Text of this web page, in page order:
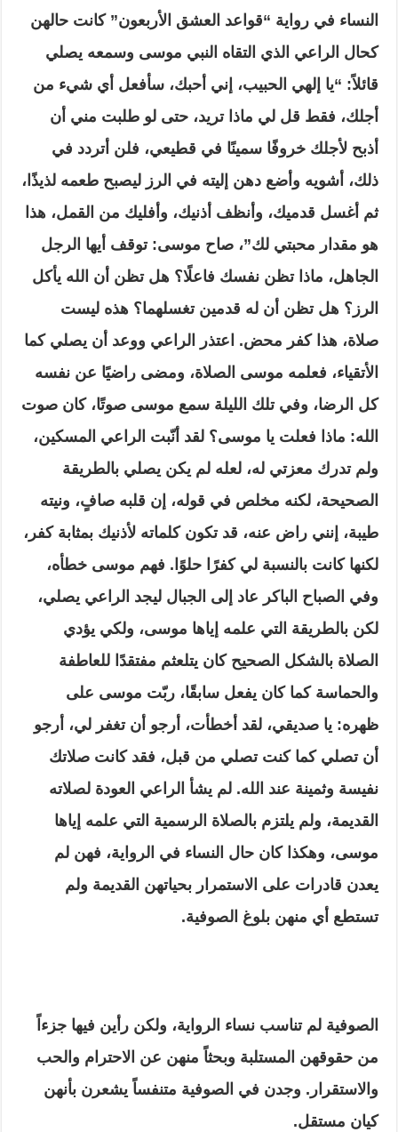
النساء في رواية “قواعد العشق الأربعون” كانت حالهن
كحال الراعي الذي التقاه النبي موسى وسمعه يصلي
قائلاً: “يا إلهي الحبيب، إني أحبك، سأفعل أي شيء من
أجلك، فقط قل لي ماذا تريد، حتى لو طلبت مني أن
أذبح لأجلك خروفًا سمينًا في قطيعي، فلن أتردد في
ذلك، أشويه وأضع دهن إليته في الرز ليصبح طعمه لذيذًا،
ثم أغسل قدميك، وأنظف أذنيك، وأفليك من القمل، هذا
هو مقدار محبتي لك”، صاح موسى: توقف أيها الرجل
الجاهل، ماذا تظن نفسك فاعلًا؟ هل تظن أن الله يأكل
الرز؟ هل تظن أن له قدمين تغسلهما؟ هذه ليست
صلاة، هذا كفر محض. اعتذر الراعي ووعد أن يصلي كما
الأتقياء، فعلمه موسى الصلاة، ومضى راضيًا عن نفسه
كل الرضا، وفي تلك الليلة سمع موسى صوتًا، كان صوت
الله: ماذا فعلت يا موسى؟ لقد أنّبت الراعي المسكين،
ولم تدرك معزتي له، لعله لم يكن يصلي بالطريقة
الصحيحة، لكنه مخلص في قوله، إن قلبه صافٍ، ونيته
طيبة، إنني راض عنه، قد تكون كلماته لأذنيك بمثابة كفر،
لكنها كانت بالنسبة لي كفرًا حلوًا. فهم موسى خطأه،
وفي الصباح الباكر عاد إلى الجبال ليجد الراعي يصلي،
لكن بالطريقة التي علمه إياها موسى، ولكي يؤدي
الصلاة بالشكل الصحيح كان يتلعثم مفتقدًا للعاطفة
والحماسة كما كان يفعل سابقًا، ربّت موسى على
ظهره: يا صديقي، لقد أخطأت، أرجو أن تغفر لي، أرجو
أن تصلي كما كنت تصلي من قبل، فقد كانت صلاتك
نفيسة وثمينة عند الله. لم يشأ الراعي العودة لصلاته
القديمة، ولم يلتزم بالصلاة الرسمية التي علمه إياها
موسى، وهكذا كان حال النساء في الرواية، فهن لم
يعدن قادرات على الاستمرار بحياتهن القديمة ولم
تستطع أي منهن بلوغ الصوفية.
الصوفية لم تناسب نساء الرواية، ولكن رأين فيها جزءاً
من حقوقهن المستلبة وبحثاً منهن عن الاحترام والحب
والاستقرار. وجدن في الصوفية متنفساً يشعرن بأنهن
كيان مستقل.